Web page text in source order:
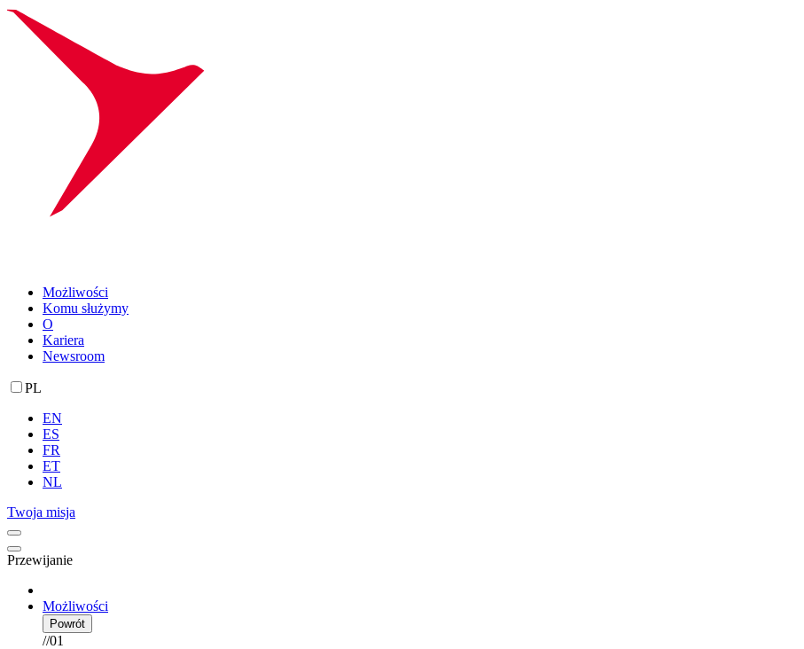
Możliwości
Komu służymy
O
Kariera
Newsroom
PL
EN
ES
FR
ET
NL
Twoja misja
Przewijanie
Możliwości
Powrót
//01